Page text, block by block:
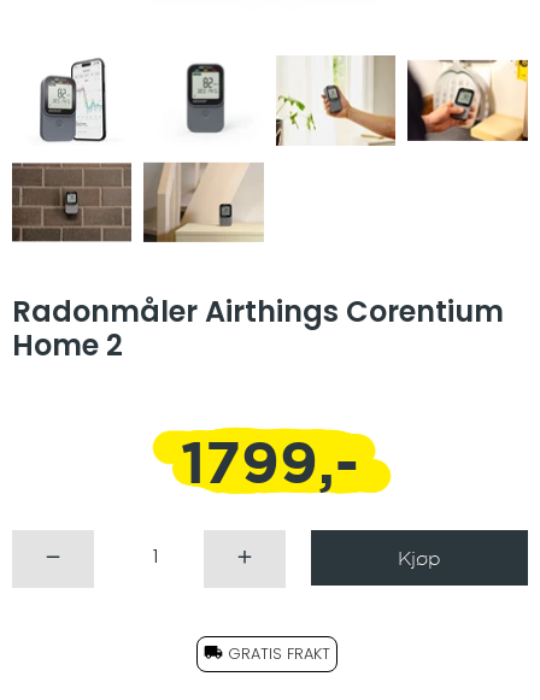
Radonmåler Airthings Corentium
Home 2
1799,-
GRATIS FRAKT